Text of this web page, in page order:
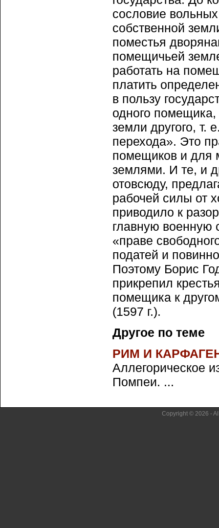
сословие
собственной
поместья
помещичьей
работать на
платить
в пользу
одного помещика,
земли другого, т.
перехода». Это
помещиков и для
землями. И те, и
отовсюду,
рабочей силы от
приводило к
главную военную
«праве
податей и
Поэтому Борис
прикрепил
помещика к
(1597 г.).
Другое по теме
РИМ И
Аллегорическое
Помпеи. ...
Copyright © 2026 -